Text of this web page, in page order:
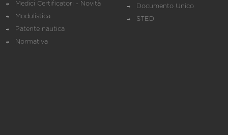
Medici Certificatori - Novità
Modulistica
Patente nautica
Normativa
Documento Unico
STED